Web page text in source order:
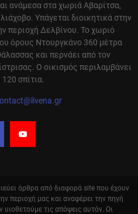
ανάμεσα στα χωριά Αβαρίτσα,
Υπάγεται διοικητικά στην
περιοχή Δελβίνου. Το χωριό
όρους Ντουργκάνο 360 μέτρα
και περνάει από τον
Ο οικισμός περιλαμβάνει
σπίτια.
άρθρα από διαφορά site που έχουν
περιοχή μας και αναφέρει την πηγή
τις απόψεις αυτόν. Οι